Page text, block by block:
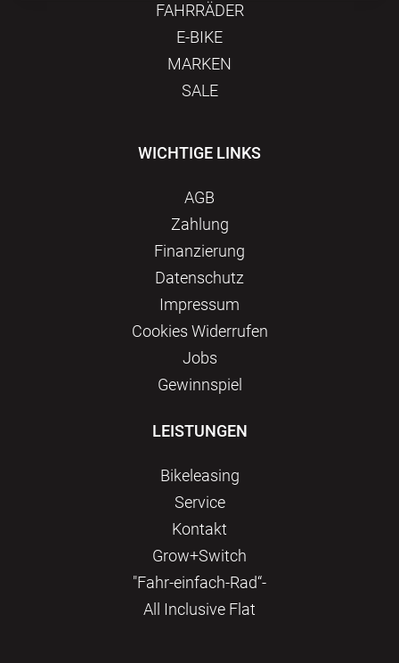
FAHRRÄDER
E-BIKE
MARKEN
SALE
WICHTIGE LINKS
AGB
Zahlung
Finanzierung
Datenschutz
Impressum
Сookies Widerrufen
Jobs
Gewinnspiel
LEISTUNGEN
Bikeleasing
Service
Kontakt
Grow+Switch
"Fahr-einfach-Rad“-
All Inclusive Flat